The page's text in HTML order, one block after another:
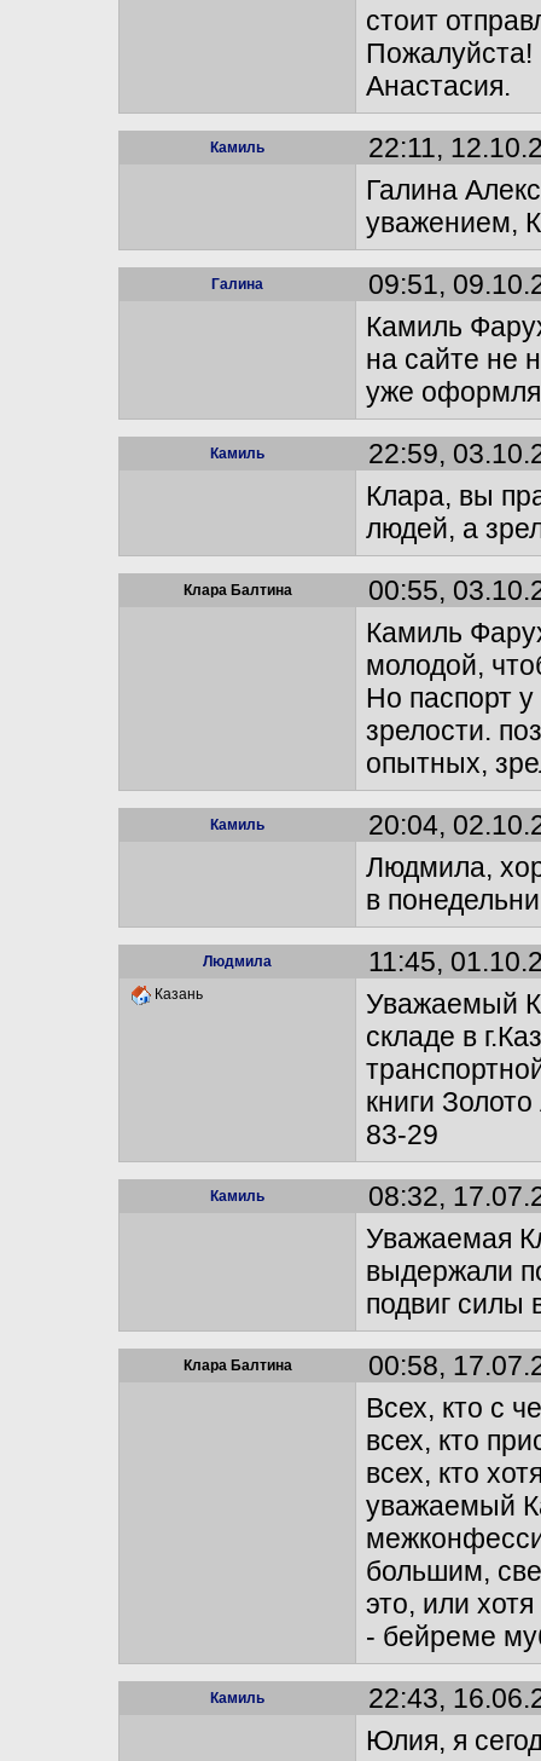
стоит
Пожалуйста!
Анастасия.
Камиль
22:11,
Галина
уважением,
Галина
09:51,
Камиль
на сайте не
уже
Камиль
22:59,
Клара, вы
людей, а
Клара Балтина
00:55,
Камиль
молодой,
Но паспорт
зрелости.
опытных,
Камиль
20:04,
Людмила,
в
Людмила 11:45,
Казань
Уважаемый
складе в
книги
83-29
Камиль
08:32,
Уважаемая
выдержали
подвиг силы
Клара Балтина
00:58,
Всех, кто с
всех, кто
всех, кто
уважаемый
большим,
это, или
- бейреме
Камиль
22:43,
Юлия, я